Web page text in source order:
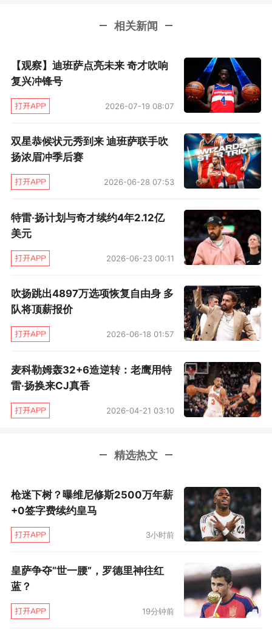
那是特雷·扬的一个突破，他利用自己的速度和节
完成抛投的同时，还造成了对手的犯规。这样一
个精彩的进球之后，科林斯去发现特雷·扬极为平
静，几乎没有什么庆祝动作。在那一刻，科林斯
感受到了特雷·扬身上散发出来的，不一样的气
息。
新赛季前两场比赛，特雷·扬一场得到38分、7篮
他的三分球命中率为55%，两分球命中率为
61.7%，真实命中率高达70.7%。如此高效的进攻
效率，就能解释为何特雷·扬会带给对手如此的压
力了。
相关新闻
【观察】迪班萨点亮未来 奇才吹响
复兴冲锋号
2026-07-19 08:07
双星恭候状元秀到来 迪班萨联手吹
扬浓眉冲季后赛
2026-06-28 07:53
特雷·扬计划与奇才续约4年2.12亿
美元
2026-06-23 00:11
吹扬跳出4897万选项恢复自由身 多
队将顶薪报价
2026-06-18 01:57
麦科勒姆轰32+6造逆转：老鹰用特
雷·扬换来CJ真香
2026-04-21 03:10
精选热文
枪迷下树？曝维尼修斯2500万年薪
+0签字费续约皇马
3小时前
皇萨争夺“世一腰”，罗德里神往红
蓝？
19分钟前